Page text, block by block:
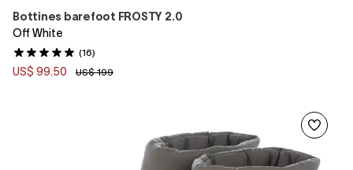
Bottines barefoot FROSTY 2.0
Off White
(16)
US$ 99.50 US$ 199